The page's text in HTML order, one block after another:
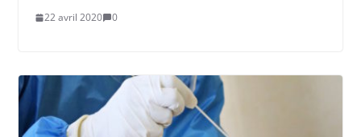
22 avril 2020 0